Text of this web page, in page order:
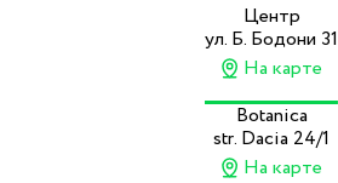
Центр
ул. Б. Бодони 31
На карте
Botanica
str. Dacia 24/1
На карте